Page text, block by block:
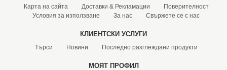
Карта на сайта Доставки & Рекламации
Поверителност
Условия за използване
За нас Свържете се с нас
КЛИЕНТСКИ УСЛУГИ
Търси Новини Последно разглеждани продукти
МОЯТ ПРОФИЛ